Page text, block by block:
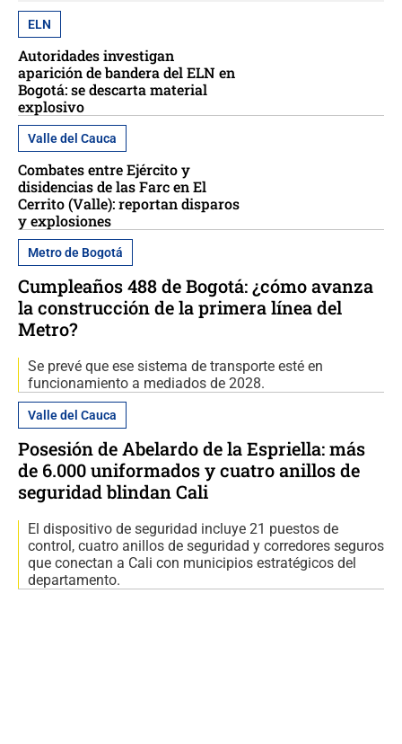
ELN
Autoridades investigan
aparición de bandera del ELN en
Bogotá: se descarta material
explosivo
Valle del Cauca
Combates entre Ejército y
disidencias de las Farc en El
Cerrito (Valle): reportan disparos
y explosiones
Metro de Bogotá
Cumpleaños 488 de Bogotá: ¿cómo avanza
la construcción de la primera línea del
Metro?
Se prevé que ese sistema de transporte esté en
funcionamiento a mediados de 2028.
Valle del Cauca
Posesión de Abelardo de la Espriella: más
de 6.000 uniformados y cuatro anillos de
seguridad blindan Cali
El dispositivo de seguridad incluye 21 puestos de
control, cuatro anillos de seguridad y corredores seguros
que conectan a Cali con municipios estratégicos del
departamento.